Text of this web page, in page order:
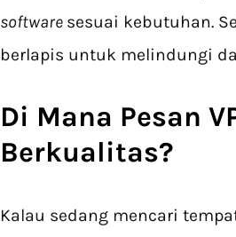
software sesuai kebutuhan.
berlapis untuk melindungi
Di Mana Pesan
Berkualitas?
Kalau sedang mencari